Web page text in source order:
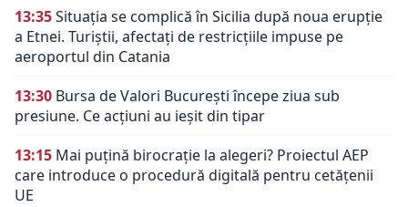
13:35Situația se complică în Sicilia după noua erupție
a Etnei. Turiștii, afectați de restricțiile impuse pe
aeroportul din Catania
13:30 Bursa de Valori București începe ziua sub
presiune. Ce acțiuni au ieșit din tipar
13:15 Mai puțină birocrație la alegeri? Proiectul AEP
care introduce o procedură digitală pentru cetățenii
UE